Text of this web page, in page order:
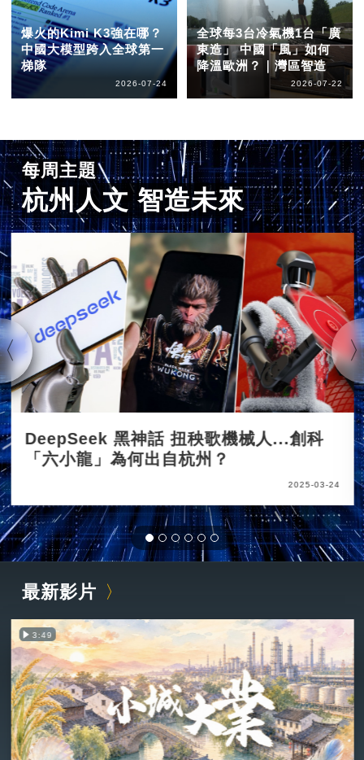
爆火的Kimi K3強在哪？
中國大模型跨入全球第一
梯隊
2026-07-24
全球每3台冷氣機1台「廣
東造」 中國「風」如何
降溫歐洲？｜灣區智造
2026-07-22
每周主題
杭州人文 智造未來
DeepSeek 黑神話 扭秧歌機械人...創科
「六小龍」為何出自杭州？
2025-03-24
最新影片
3:49